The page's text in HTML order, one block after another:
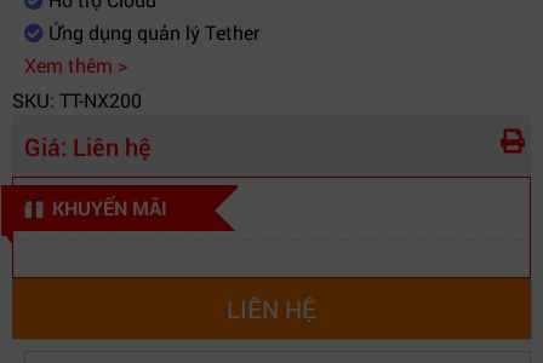
Ứng dụng quản lý Tether
Xem thêm >
SKU: TT-NX200
Giá: Liên hệ
KHUYẾN MÃI
LIÊN HỆ